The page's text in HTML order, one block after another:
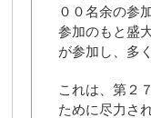
００名余の参
参加のもと盛
が参加し、多
これは、第２
ために尽力さ